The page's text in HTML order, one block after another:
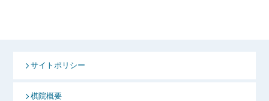
サイトポリシー
棋院概要